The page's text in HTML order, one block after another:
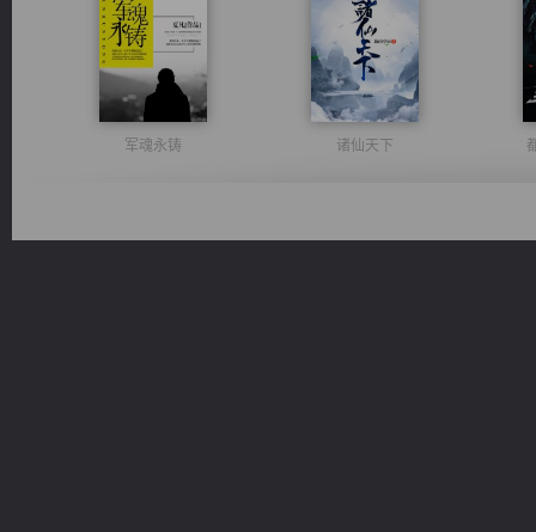
军魂永铸 诸仙天下